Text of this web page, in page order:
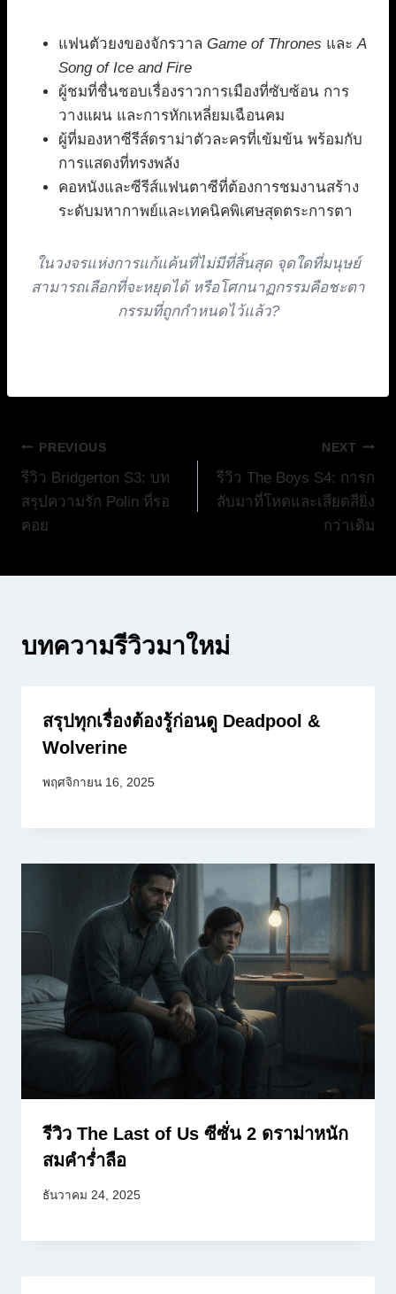
แฟนตัวยงของจักรวาล Game of Thrones และA
Song of Ice and Fire
ผู้ชมที่ชื่นชอบเรื่องราวการเมืองที่ซับซ้อน การ
วางแผน และการหักเหลี่ยมเฉือนคม
ผู้ที่มองหาซีรีส์ดราม่าตัวละครที่เข้มข้น พร้อมกับ
การแสดงที่ทรงพลัง
คอหนังและซีรีส์แฟนตาซีที่ต้องการชมงานสร้าง
ระดับมหากาพย์และเทคนิคพิเศษสุดตระการตา
ในวงจรแห่งการแก้แค้นที่ไม่มีที่สิ้นสุด จุดใดที่มนุษย์
สามารถเลือกที่จะหยุดได้ หรือโศกนาฏกรรมคือชะตา
กรรมที่ถูกกำหนดไว้แล้ว?
แนะแนว
เรื่อง
PREVIOUS
รีวิว Bridgerton S3: บท
สรุปความรัก Polin ที่รอ
คอย
NEXT
รีวิว The Boys S4: การก
ลับมาที่โหดและเสียดสียิ่ง
กว่าเดิม
บทความรีวิวมาใหม่
สรุปทุกเรื่องต้องรู้ก่อนดู Deadpool &
Wolverine
พฤศจิกายน 16, 2025
รีวิว The Last of Us ซีซั่น 2 ดราม่าหนัก
สมคำร่ำลือ
ธันวาคม 24, 2025